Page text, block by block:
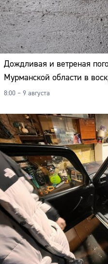
Дождливая и ветреная
Мурманской области в
8:00 – 9 августа